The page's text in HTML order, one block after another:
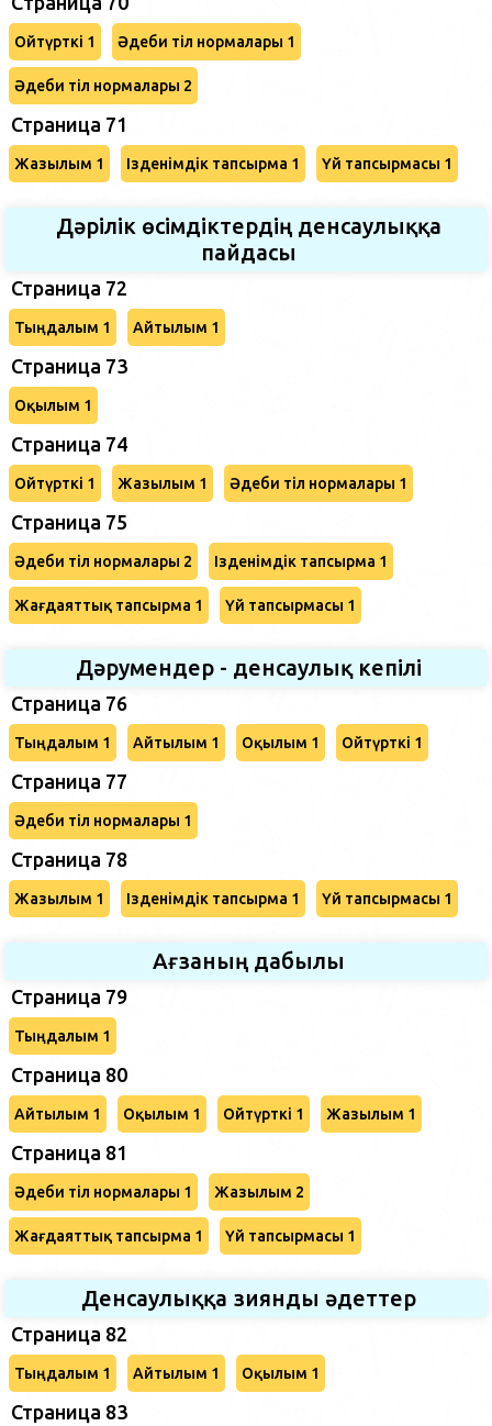
Ойтүрткі 1 Әдеби тіл нормалары 1
Әдеби тіл нормалары 2
Страница 71
Жазылым 1 Ізденімдік тапсырма 1 Үй тапсырмасы 1
Дәрілік өсімдіктердің денсаулыққа
пайдасы
Страница 72
Тыңдалым 1 Айтылым 1
Страница 73
Оқылым 1
Страница 74
Ойтүрткі 1 Жазылым 1 Әдеби тіл нормалары 1
Страница 75
Әдеби тіл нормалары 2 Ізденімдік тапсырма 1
Жағдаяттық тапсырма 1 Үй тапсырмасы 1
Дәрумендер - денсаулық кепілі
Страница 76
Тыңдалым 1 Айтылым 1 Оқылым 1 Ойтүрткі 1
Страница 77
Әдеби тіл нормалары 1
Страница 78
Жазылым 1 Ізденімдік тапсырма 1 Үй тапсырмасы 1
Ағзаның дабылы
Страница 79
Тыңдалым 1
Страница 80
Айтылым 1 Оқылым 1 Ойтүрткі 1 Жазылым 1
Страница 81
Әдеби тіл нормалары 1 Жазылым 2
Жағдаяттық тапсырма 1 Үй тапсырмасы 1
Денсаулыққа зиянды әдеттер
Страница 82
Тыңдалым 1 Айтылым 1 Оқылым 1
Страница 83